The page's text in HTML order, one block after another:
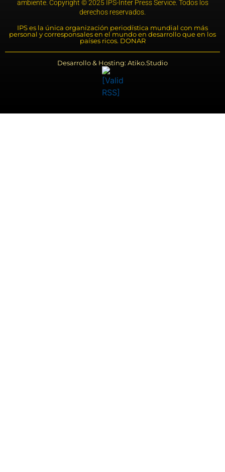
ambiente. Copyright © 2025 IPS-Inter Press Service. Todos los
derechos reservados.
IPS es la única organización periodística mundial con más
personal y corresponsales en el mundo en desarrollo que en los
países ricos. DONAR
Desarrollo & Hosting: Atiko.Studio